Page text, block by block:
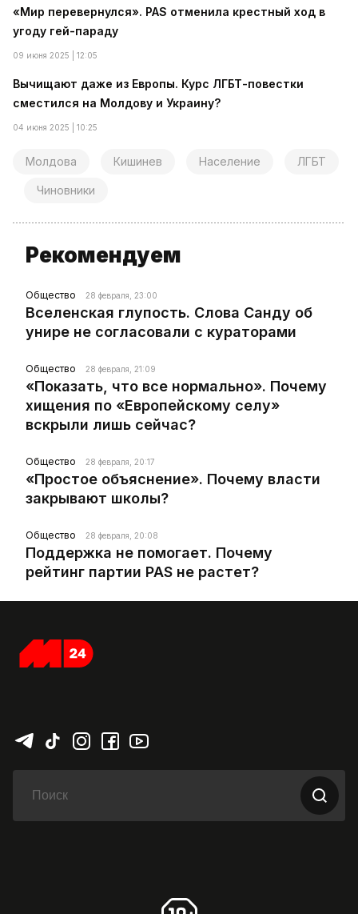
«Мир перевернулся». PAS отменила крестный ход в
угоду гей-параду
09 июня 2025 | 12:05
Вычищают даже из Европы. Курс ЛГБТ-повестки
сместился на Молдову и Украину?
04 июня 2025 | 10:25
Молдова Кишинев Население ЛГБТ
Чиновники
Рекомендуем
Общество 28 февраля, 23:00
Вселенская глупость. Слова Санду об
унире не согласовали с кураторами
Общество 28 февраля, 21:09
«Показать, что все нормально». Почему
хищения по «Европейскому селу»
вскрыли лишь сейчас?
Общество 28 февраля, 20:17
«Простое объяснение». Почему власти
закрывают школы?
Общество 28 февраля, 20:08
Поддержка не помогает. Почему
рейтинг партии PAS не растет?